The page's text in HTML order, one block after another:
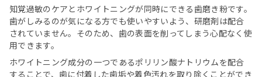
知覚過敏のケアとホワイトニングが同時にできる歯磨き粉です。
歯がしみるのが気になる方でも使いやすいよう、研磨剤は配合
されていません。そのため、歯の表面を削ってしまう心配なく使
用できます。
ホワイトニング成分の一つであるポリリン酸ナトリウムを配合
することで、歯に付着した歯垢や着色汚れを取り除くことができ